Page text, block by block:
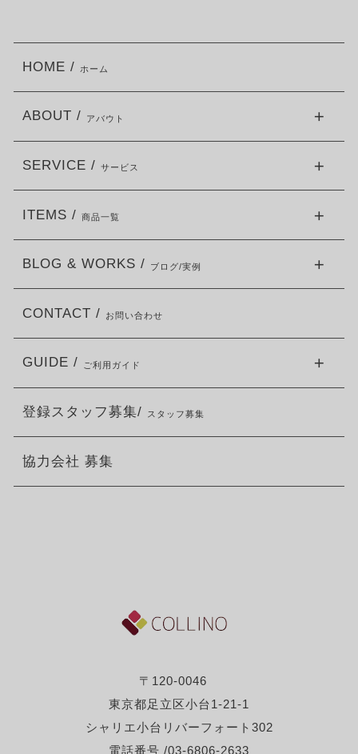
〒120-0046
東京都足立区小台1-21-1
シャリエ小台リバーフォート302
電話番号 /03-6806-2633
HOME / ホーム
ABOUT / アバウト
SERVICE / サービス
ITEMS / 商品一覧
BLOG & WORKS / ブログ/実例
CONTACT / お問い合わせ
GUIDE / ご利用ガイド
登録スタッフ募集/ スタッフ募集
協力会社 募集